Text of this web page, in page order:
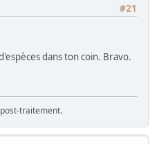
#21
dans ton coin. Bravo.
traitement.